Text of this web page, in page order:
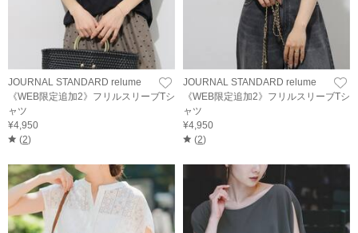
JOURNAL STANDARD relume
《WEB限定追加2》フリルスリーブTシ
ャツ
¥4,950
(2)
JOURNAL STANDARD relume
《WEB限定追加2》フリルスリーブTシ
ャツ
¥4,950
(2)